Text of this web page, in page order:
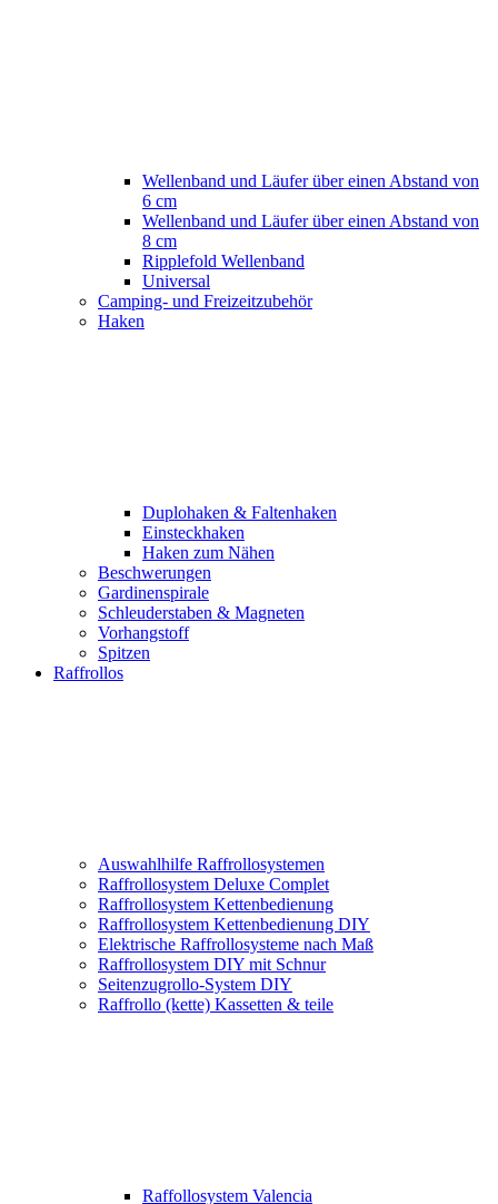
Wellenband und Läufer über einen Abstand von
6 cm
Wellenband und Läufer über einen Abstand von
8 cm
Ripplefold Wellenband
Universal
Camping- und Freizeitzubehör
Haken
Duplohaken & Faltenhaken
Einsteckhaken
Haken zum Nähen
Beschwerungen
Gardinenspirale
Schleuderstaben & Magneten
Vorhangstoff
Spitzen
Raffrollos
Auswahlhilfe Raffrollosystemen
Raffrollosystem Deluxe Complet
Raffrollosystem Kettenbedienung
Raffrollosystem Kettenbedienung DIY
Elektrische Raffrollosysteme nach Maß
Raffrollosystem DIY mit Schnur
Seitenzugrollo-System DIY
Raffrollo (kette) Kassetten & teile
Raffollosystem Valencia